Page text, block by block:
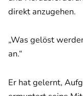
direkt anzugehen.
„Was gelöst
an.“
Er hat gelernt,